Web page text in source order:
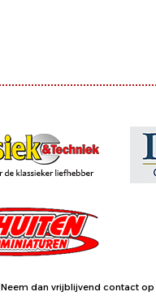
Neem dan vrijblijvend contact op